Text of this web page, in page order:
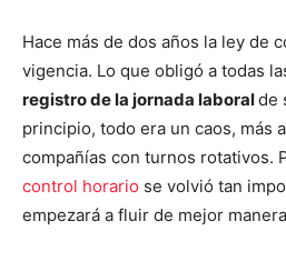
Hace más de dos años la ley de
vigencia. Lo que obligó a todas
registro de la jornada laboralde
principio, todo era un caos, más
compañías con turnos rotativos.
control horario se volvió tan
empezará a fluir de mejor